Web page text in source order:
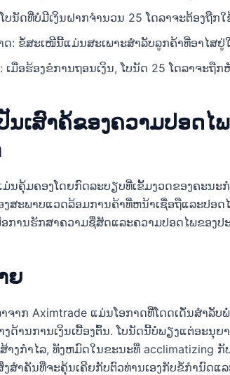
ນັດທີ່ບໍ່ມີເງິນຝາກຈຳນວນ 25 ໂດລາຈະຕ້ອງຖືກ
: ຂໍ້ສະເໜີນີ້ແມ່ນສະເພາະສຳລັບລູກຄ້າທີ່ອາໄສຢູ່
ເມື່ອຮ້ອງຂໍການຖອນເງິນ, ໂບນັດ 25 ໂດລາຈະຖື
ນເສົາຄ້ຂອງຄວາມປອດໄ
ມ່ນຄຸ້ມຄອງໂດຍກົດລະບຽບທີ່ເຂັ້ມງວດຂອງຄະນ
ສະພາບແວດລ້ອມການຄ້າທີ່ຫນ້າເຊື່ອຖືແລະປອດ
ການຮັກສາຄວາມຊື່ສັດແລະຄວາມປອດໄພຂອງປ
ຍ
ຈາກ Aximtrade ແມ່ນໂອກາດທີ່ໂດດເດັ່ນສໍາລັບ
ດ້ານການເງິນເບື້ອງຕົ້ນ. ໂບນັດນີ້ບໍ່ພຽງແຕ່ອະນຸ
ງກໍາໄລ, ທັງຫມົດໃນຂະນະທີ່ acclimatizing
ສໍາຄັນທີ່ຈະຄຸ້ນເຄີຍກັບຕົວທ່ານເອງກັບຂໍ້ກໍານົດແ